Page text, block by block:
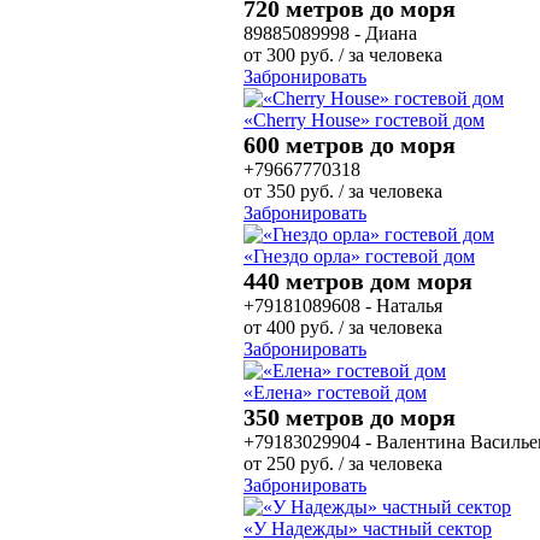
720 метров до моря
89885089998 - Диана
от 300 руб. / за человека
Забронировать
«Cherry House» гостевой дом
600 метров до моря
+79667770318
от 350 руб. / за человека
Забронировать
«Гнездо орла» гостевой дом
440 метров дом моря
+79181089608 - Наталья
от 400 руб. / за человека
Забронировать
«Елена» гостевой дом
350 метров до моря
+79183029904 - Валентина
от 250 руб. / за человека
Забронировать
«У Надежды» частный сектор